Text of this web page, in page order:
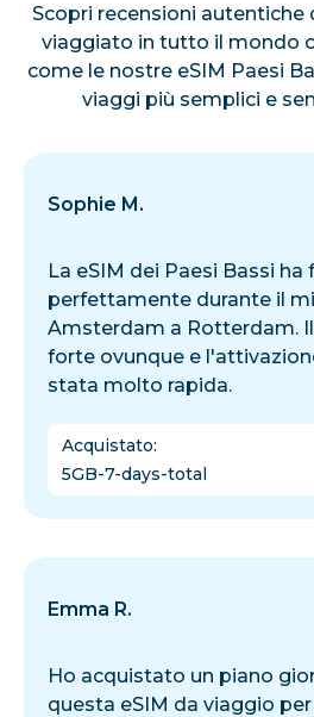
Scopri recensioni autentiche
viaggiato in tutto il mondo
come le nostre eSIM Paesi
viaggi più semplici e
Sophie M.
La eSIM dei Paesi Bassi
perfettamente durante il
Amsterdam a Rotterdam.
forte ovunque e
stata molto rapida.
Acquistato:
5GB-7-days-total
Emma R.
Ho acquistato un piano
questa eSIM da viaggio per